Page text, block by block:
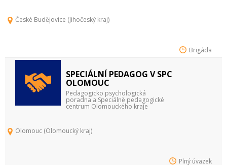
České Budějovice (Jihočeský kraj)
Brigáda
SPECIÁLNÍ PEDAGOG V SPC
OLOMOUC
Pedagogicko psychologická
poradna a Speciálně pedagogické
centrum Olomouckého kraje
Olomouc (Olomoucký kraj)
Plný úvazek